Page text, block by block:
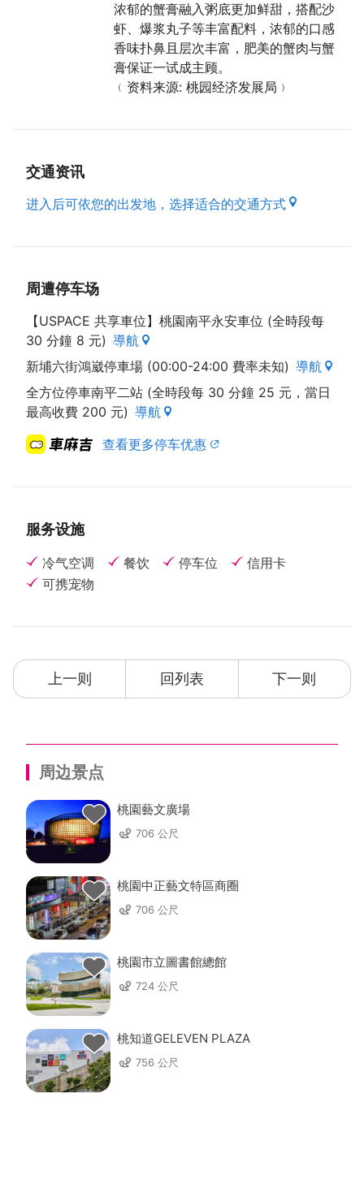
浓郁的蟹膏融入粥底更加鲜甜，搭配沙
虾、爆浆丸子等丰富配料，浓郁的口感
香味扑鼻且层次丰富，肥美的蟹肉与蟹
膏保证一试成主顾。
﹙资料来源: 桃园经济发展局﹚
交通资讯
进入后可依您的出发地，选择适合的交通方式
周遭停车场
【USPACE 共享車位】桃園南平永安車位 (全時段每
30 分鐘 8 元) 導航
新埔六街鴻崴停車場 (00:00-24:00 費率未知) 導航
全方位停車南平二站 (全時段每 30 分鐘 25 元，當日
最高收費 200 元) 導航
查看更多停车优惠
服务设施
冷气空调 餐饮 停车位
信用卡
可携宠物
上一则 回列表 下一则
周边景点
桃園藝文廣場
706 公尺
桃園中正藝文特區商圈
706 公尺
桃園市立圖書館總館
724 公尺
桃知道GELEVEN PLAZA
756 公尺